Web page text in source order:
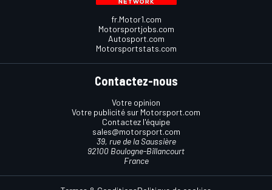
fr.Motor1.com
Motorsportjobs.com
Autosport.com
Motorsportstats.com
Contactez-nous
Votre opinion
Votre publicité sur Motorsport.com
Contactez l'équipe
sales@motorsport.com
39, rue de la Saussière
92100 Boulogne-Billancourt
France